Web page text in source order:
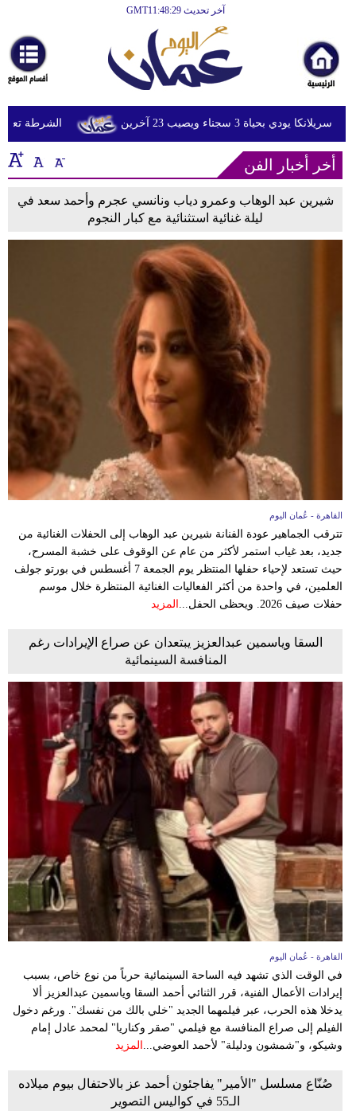
آخر تحديث GMT11:48:29
أخبارعاجلة
رياضة
ثقافة
إقتصاد
سياحة
وسفر
ديكور
أخبار
إعلام
تعليم
مرأة
علوم
وتكنولوجيا
فيديو
سيارات
الشرطة تعتقل بحياة 3 سجناء ويصيب 23 آخرين
أخر أخبار الفن
شيرين عبد الوهاب وعمرو دياب ونانسي عجرم وأحمد سعد في
ليلة غنائية استثنائية مع كبار النجوم
القاهرة - عُمان اليوم
تترقب الجماهير عودة الفنانة شيرين عبد الوهاب إلى الحفلات الغنائية من
جديد، بعد غياب استمر لأكثر من عام عن الوقوف على خشبة المسرح،
حيث تستعد لإحياء حفلها المنتظر يوم الجمعة 7 أغسطس في بورتو جولف
العلمين، في واحدة من أكثر الفعاليات الغنائية المنتظرة خلال موسم
حفلات صيف 2026. ويحظى الحفل...
المزيد
السقا وياسمين عبدالعزيز يبتعدان عن صراع الإيرادات رغم
المنافسة السينمائية
القاهرة - عُمان اليوم
في الوقت الذي تشهد فيه الساحة السينمائية حرباً من نوع خاص، بسبب
إيرادات الأعمال الفنية، قرر الثنائي أحمد السقا وياسمين عبدالعزيز ألا
يدخلا هذه الحرب، عبر فيلمهما الجديد "خلي بالك من نفسك". ورغم دخول
الفيلم إلى صراع المنافسة مع فيلمي "صقر وكناريا" لمحمد عادل إمام
وشيكو، و"شمشون ودليلة" لأحمد العوضي... المزيد
صُنّاع مسلسل "الأمير" يفاجئون أحمد عز بالاحتفال بيوم ميلاده
الـ55 في كواليس التصوير